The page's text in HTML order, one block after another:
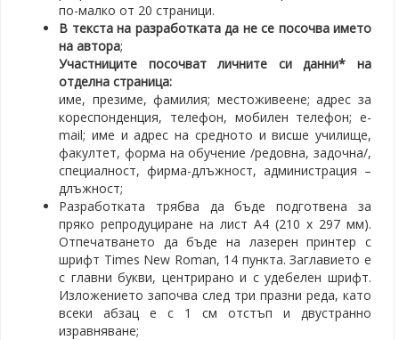
по-малко от 20 страници.
В текста на разработката да не се посочва името
на автора;
Участниците посочват личните си данни* на
отделна страница:
име, презиме, фамилия; местоживеене; адрес за
кореспонденция, телефон, мобилен телефон; e-
mail; име и адрес на средното и висше училище,
факултет, форма на обучение /редовна, задочна/,
специалност, фирма-длъжност, администрация –
длъжност;
Разработката трябва да бъде подготвена за
пряко репродуциране на лист А4 (210 х 297 мм).
Отпечатването да бъде на лазерен принтер с
шрифт Times New Roman, 14 пункта. Заглавието е
с главни букви, центрирано и с удебелен шрифт.
Изложението започва след три празни реда, като
всеки абзац е с 1 см отстъп и двустранно
изравняване;